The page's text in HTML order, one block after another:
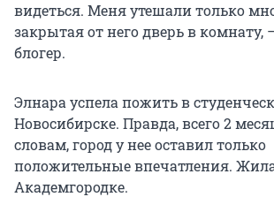
видеться. Меня утешали только
закрытая от него дверь в комнату,
блогер.
Элнара успела пожить в
Новосибирске. Правда, всего 2
словам, город у нее оставил только
положительные впечатления.
Академгородке.